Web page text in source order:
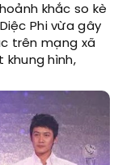
khắc so kè
Phi vừa gây
trên mạng xã
khung hình,